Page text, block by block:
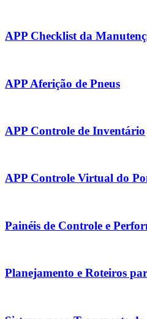
APP Checklist da
APP Aferição de Pneus
APP Controle de Inventário
APP Controle Virtual do
Painéis de Controle e
Planejamento e Roteiros